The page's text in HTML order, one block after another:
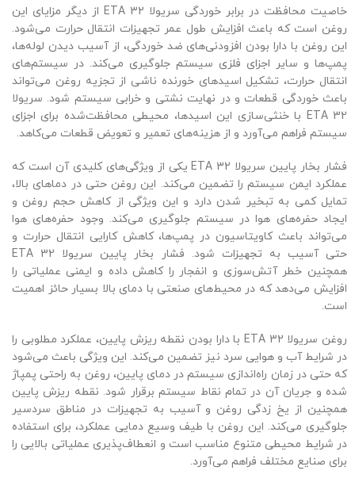
خاصیت محافظت در برابر خوردگی سریولا ETA 32 از دیگر مزایای این
روغن است که باعث افزایش طول عمر تجهیزات انتقال حرارت می‌شود.
این روغن با دارا بودن افزودنی‌های ضد خوردگی، از آسیب دیدن لوله‌ها،
پمپ‌ها و سایر اجزای فلزی سیستم جلوگیری می‌کند. در سیستم‌های
انتقال حرارت، تشکیل اسیدهای خورنده ناشی از تجزیه روغن می‌تواند
باعث خوردگی قطعات و در نهایت نشتی و خرابی سیستم شود. سریولا
ETA 32 با خنثی‌سازی این اسیدها، محیطی محافظت‌شده برای اجزای
سیستم فراهم می‌آورد و از هزینه‌های تعمیر و تعویض قطعات می‌کاهد.
فشار بخار پایین سریولا ETA 32 یکی از ویژگی‌های کلیدی آن است که
عملکرد ایمن سیستم را تضمین می‌کند. این روغن حتی در دماهای بالا،
تمایل کمی به تبخیر شدن دارد و این ویژگی از کاهش حجم روغن و
ایجاد حفره‌های هوا در سیستم جلوگیری می‌کند. وجود حفره‌های هوا
می‌تواند باعث کاویتاسیون در پمپ‌ها، کاهش کارایی انتقال حرارت و
حتی آسیب به تجهیزات شود. فشار بخار پایین سریولا ETA 32
همچنین خطر آتش‌سوزی و انفجار را کاهش داده و ایمنی عملیاتی را
افزایش می‌دهد که در محیط‌های صنعتی با دمای بالا بسیار حائز اهمیت
است.
روغن سریولا ETA 32 با دارا بودن نقطه ریزش پایین، عملکرد مطلوبی را
در شرایط آب و هوایی سرد نیز تضمین می‌کند. این ویژگی باعث می‌شود
که حتی در زمان راه‌اندازی سیستم در دمای پایین، روغن به راحتی پمپاژ
شده و جریان آن در تمام نقاط سیستم برقرار شود. نقطه ریزش پایین
همچنین از یخ زدگی روغن و آسیب به تجهیزات در مناطق سردسیر
جلوگیری می‌کند. این روغن با طیف وسیع دمایی عملکرد، برای استفاده
در شرایط محیطی متنوع مناسب است و انعطاف‌پذیری عملیاتی بالایی را
برای صنایع مختلف فراهم می‌آورد.